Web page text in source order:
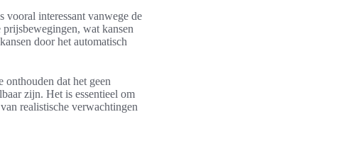
interessant vanwege de
wat kansen
door het automatisch
dat het geen
zijn. Het is essentieel om
realistische verwachtingen